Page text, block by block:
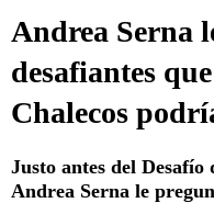
Andrea Serna
desafiantes
Chalecos
Justo antes del Desafío
Andrea Serna le